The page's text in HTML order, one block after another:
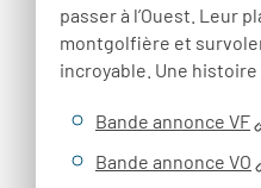
passer à l’Ouest. Leur
montgolfière et
incroyable. Une histoire
Bande annonce VF
Bande annonce VO